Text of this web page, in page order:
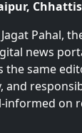
Pahal,
news
the same
and
informed on